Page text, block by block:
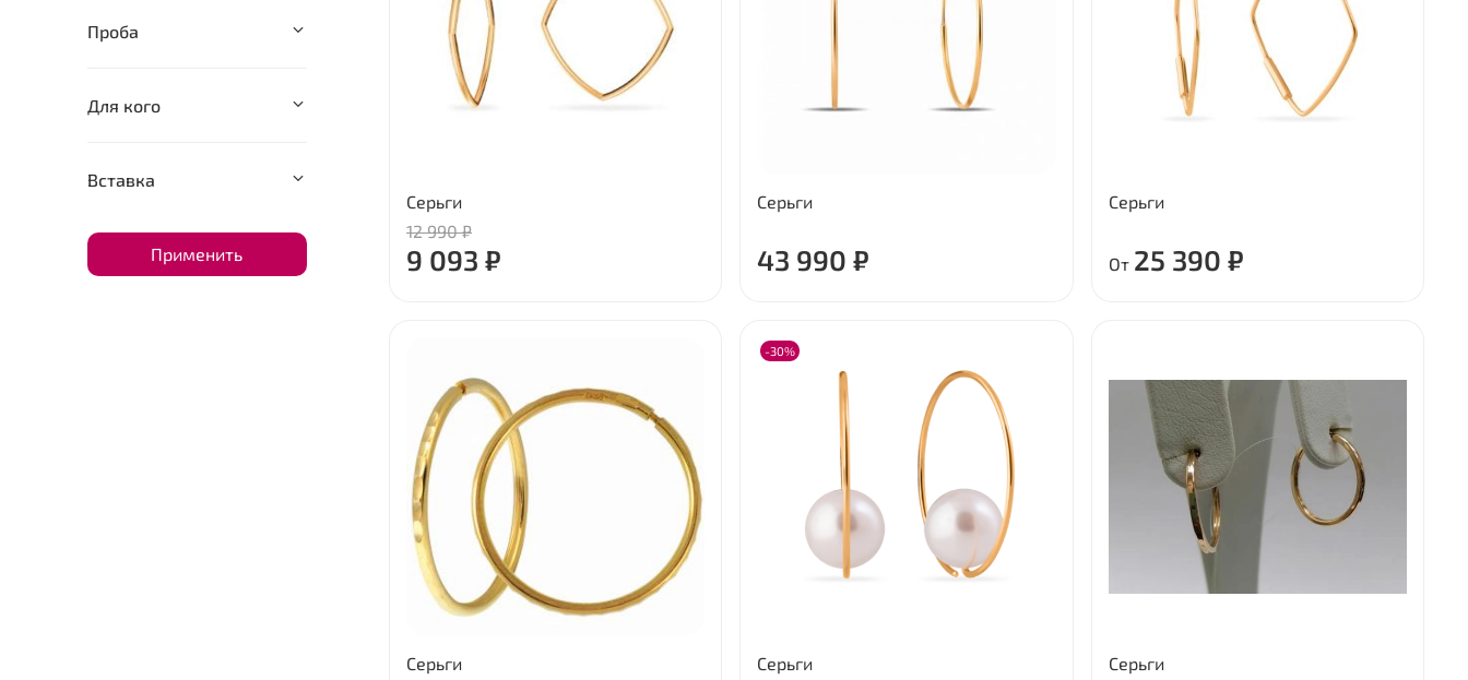
Серьги
12 990 ₽
9 093 ₽
Серьги
43 990 ₽
Серьги
От 25 390 ₽
Серьги
-30%
Серьги
Серьги
Проба
Для кого
Вставка
Применить